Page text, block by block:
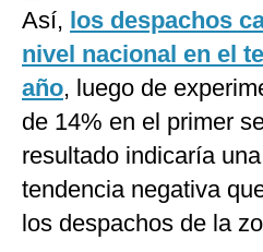
Así, los despachos
nivel nacional en el
año, luego de
de 14% en el primer
resultado indicaría
tendencia negativa
los despachos de la